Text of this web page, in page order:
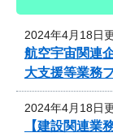
2024年4月18日
航空宇宙関連
大支援等業務
2024年4月18日
【建設関連業